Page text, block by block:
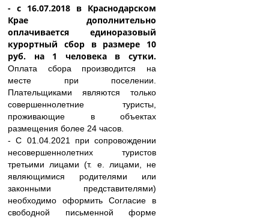
- с 16.07.2018 в Краснодарском
Крае дополнительно
оплачивается единоразовый
курортный сбор в размере 10
руб. на 1 человека в сутки.
Оплата сбора производится на
месте при поселении.
Плательщиками являются только
совершеннолетние туристы,
проживающие в объектах
размещения более 24 часов.
- С 01.04.2021 при сопровождении
несовершеннолетних туристов
третьими лицами (т. е. лицами, не
являющимися родителями или
законными представителями)
необходимо оформить Согласие в
свободной письменной форме